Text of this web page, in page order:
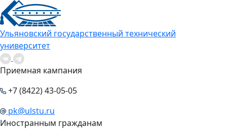
Ульяновский государственный технический
университет
Приемная кампания
+7 (8422) 43-05-05
pk@ulstu.ru
Иностранным гражданам